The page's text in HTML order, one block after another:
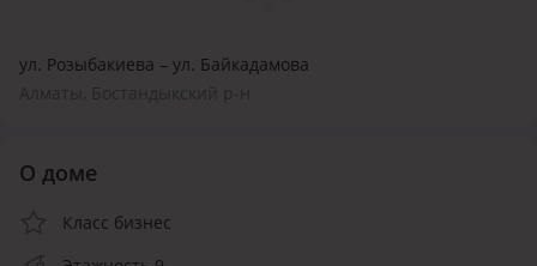
ул. Розыбакиева – ул. Байкадамова
О доме
Класс бизнес